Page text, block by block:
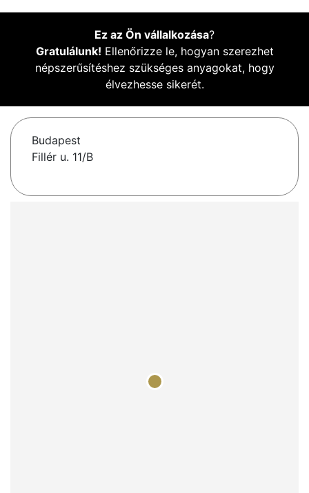
Ez az Ön vállalkozása?
Gratulálunk! Ellenőrizze le, hogyan szerezhet
népszerűsítéshez szükséges anyagokat, hogy
élvezhesse sikerét.
Budapest
Fillér u. 11/B